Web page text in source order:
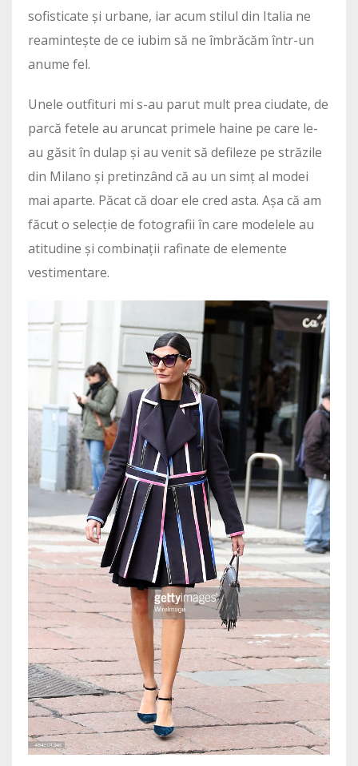
sofisticate și urbane, iar acum stilul din Italia ne
reamintește de ce iubim să ne îmbrăcăm într-un
anume fel.
Unele outfituri mi s-au parut mult prea ciudate, de
parcă fetele au aruncat primele haine pe care le-
au găsit în dulap și au venit să defileze pe străzile
din Milano și pretinzând că au un simț al modei
mai aparte. Păcat că doar ele cred asta. Așa că am
făcut o selecție de fotografii în care modelele au
atitudine și combinații rafinate de elemente
vestimentare.